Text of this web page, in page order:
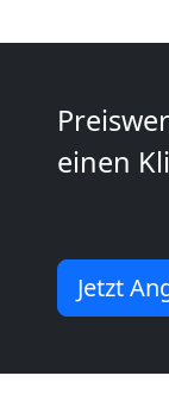
einen
Jetzt
2
Mann